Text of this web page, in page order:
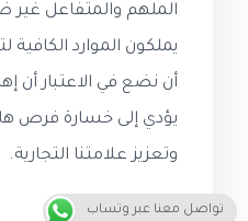
الملهم والمتفاعل غير
يملكون الموارد
أن نضع في الاعتبار أن
يؤدي إلى خسارة فرص
وتعزيز علامتنا التجارية.
تواصل معنا عبر وتساب